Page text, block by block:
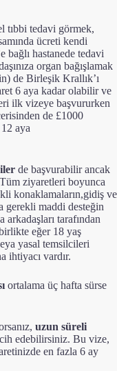
tıbbi tedavi görmek,
ücreti kendi
bağlı hastanede tedavi
organ bağışlamak
de Birleşik Krallık’ı
6 aya kadar olabilir ve
ilk vizeye başvururken
de £1000
aya
de başvurabilir ancak
Tüm ziyaretleri boyunca
konaklamaların,gidiş ve
gerekli maddi desteğin
tarafından
eğer 18 yaş
yasal temsilcileri
ihtiyacı vardır.
ortalama üç hafta sürse
uzun süreli
edebilirsiniz. Bu vize,
en fazla 6 ay